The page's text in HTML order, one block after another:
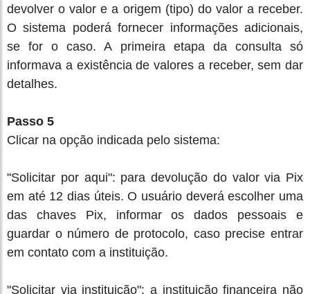
devolver o valor e a origem (tipo) do valor a receber.
O sistema poderá fornecer informações adicionais,
se for o caso. A primeira etapa da consulta só
informava a existência de valores a receber, sem dar
detalhes.
Passo 5
Clicar na opção indicada pelo sistema:
"Solicitar por aqui": para devolução do valor via Pix
em até 12 dias úteis. O usuário deverá escolher uma
das chaves Pix, informar os dados pessoais e
guardar o número de protocolo, caso precise entrar
em contato com a instituição.
"Solicitar via instituição": a instituição financeira não